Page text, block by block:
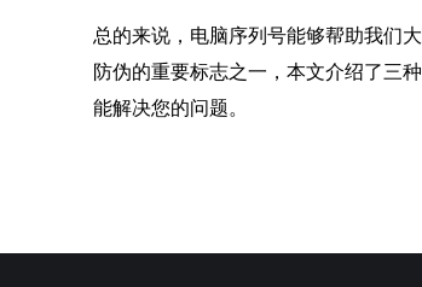
总的来说，电脑序列号能够帮助我们
防伪的重要标志之一，本文介绍了三
能解决您的问题。